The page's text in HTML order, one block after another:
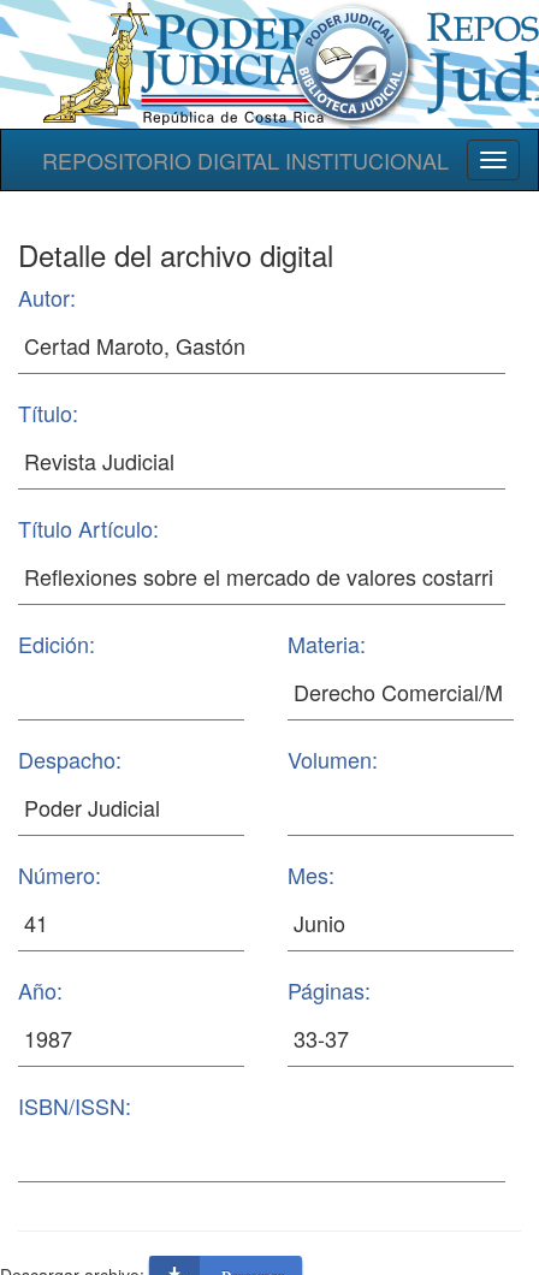
REPOSITORIO DIGITAL INSTITUCIONAL
Detalle del archivo digital
Autor:
Título:
Título Artículo:
Edición: Materia:
Despacho: Volumen:
Número: Mes:
Año: Páginas:
ISBN/ISSN: